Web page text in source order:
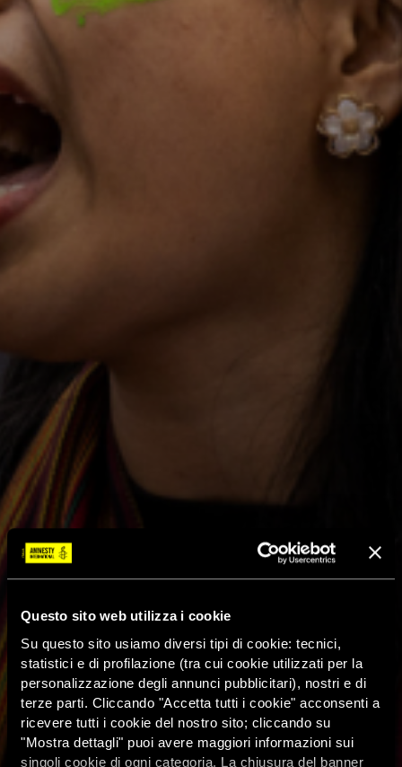
Questo sito web utilizza i cookie
Su questo sito usiamo diversi tipi di cookie: tecnici,
statistici e di profilazione (tra cui cookie utilizzati per la
personalizzazione degli annunci pubblicitari), nostri e di
terze parti. Cliccando "Accetta tutti i cookie" acconsenti a
ricevere tutti i cookie del nostro sito; cliccando su
"Mostra dettagli" puoi avere maggiori informazioni sui
singoli cookie di ogni categoria. La chiusura del banner